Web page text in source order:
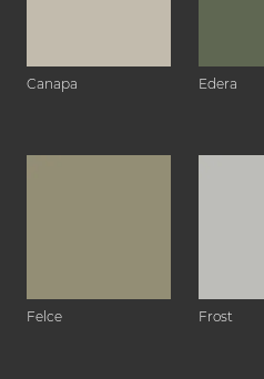
Canapa Edera
Felce Frost